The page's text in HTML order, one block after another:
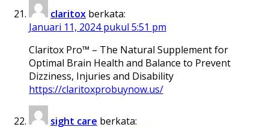
claritox berkata:
Januari 11, 2024 pukul 5:51 pm
Claritox Pro™ – The Natural Supplement for
Optimal Brain Health and Balance to Prevent
Dizziness, Injuries and Disability
https://claritoxprobuynow.us/
sight care berkata: